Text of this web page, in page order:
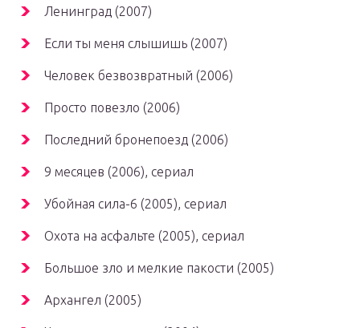
Ленинград (2007)
Если ты меня слышишь (2007)
Человек безвозвратный (2006)
Просто повезло (2006)
Последний бронепоезд (2006)
9 месяцев (2006), сериал
Убойная сила-6 (2005), сериал
Охота на асфальте (2005), сериал
Большое зло и мелкие пакости (2005)
Архангел (2005)